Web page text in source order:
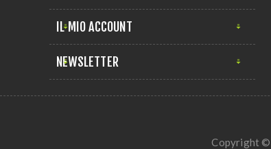
IL MIO ACCOUNT
NEWSLETTER
Copyright ©